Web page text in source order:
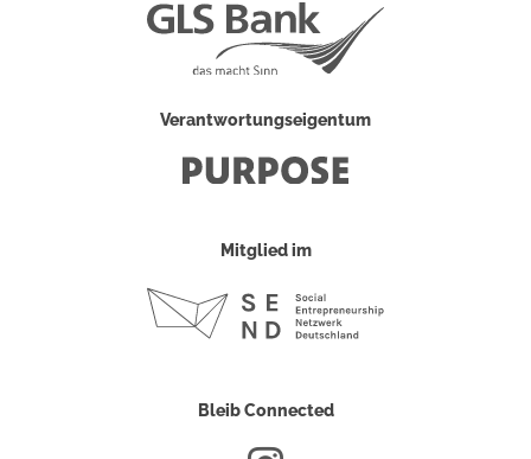
Verantwortungseigentum
Mitglied im
Bleib Connected